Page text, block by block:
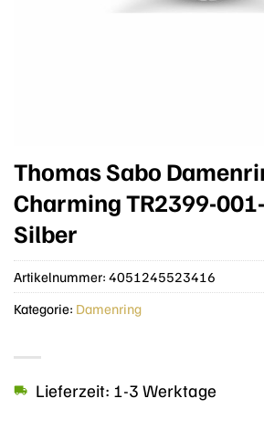
Thomas Sabo
Charming TR2399-
Silber
Lieferzeit: 1-3 Werktage
Artikelnummer: 4051245523416
Kategorie: Damenring